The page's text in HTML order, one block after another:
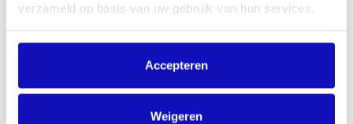
verzameld op basis van uw gebruik van hun services.
Accepteren
Weigeren
Buma Awards 2024